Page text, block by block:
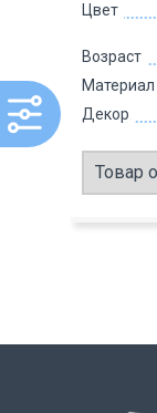
Цвет
Возраст
Материал
Декор
Товар